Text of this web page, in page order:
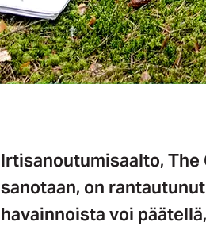
Irtisanoutumisaalto, The
sanotaan, on
havainnoista voi